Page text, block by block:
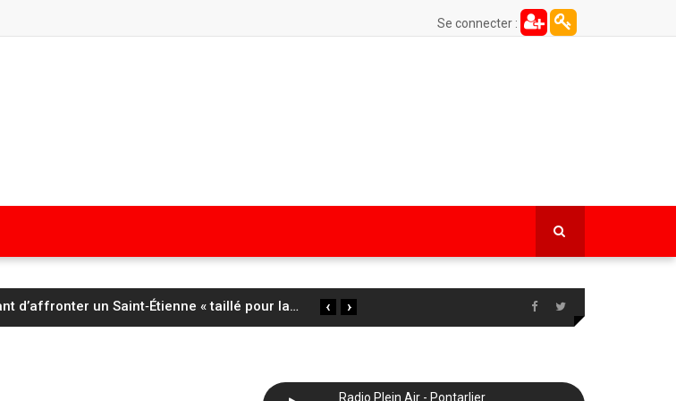
Se connecter :
d’affronter un Saint‑Étienne « taillé pour la… ›
‹
Radio Plein Air - Pontarlier